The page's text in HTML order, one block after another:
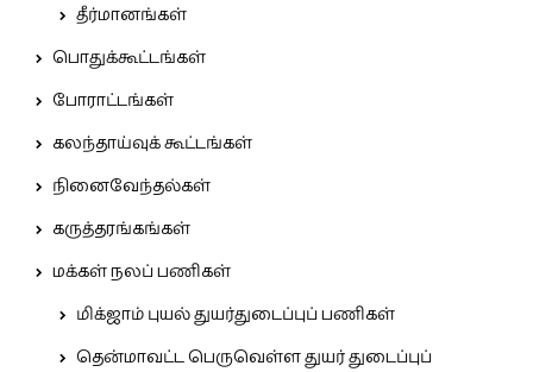
தீர்மானங்கள்
பொதுக்கூட்டங்கள்
போராட்டங்கள்
கலந்தாய்வுக் கூட்டங்கள்
நினைவேந்தல்கள்
கருத்தரங்கங்கள்
மக்கள் நலப் பணிகள்
மிக்ஜாம் புயல் துயர்துடைப்புப் பணிகள்
தென்மாவட்ட பெருவெள்ள துயர் துடைப்புப்